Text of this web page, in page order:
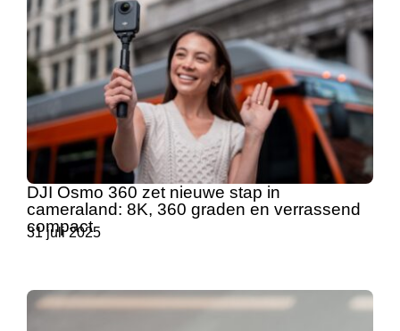
DJI Osmo 360 zet nieuwe stap in
cameraland: 8K, 360 graden en verrassend
compact
31 juli 2025